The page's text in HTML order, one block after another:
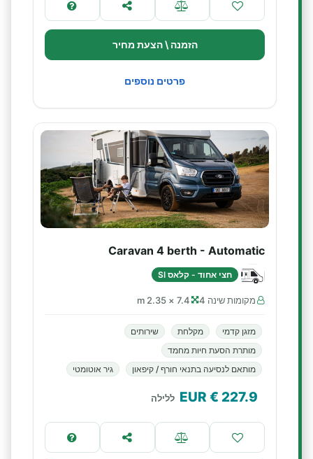
הזמנה \ הצעת מחיר
פרטים נוספים
Caravan 4 berth - Automatic
חצי אחוד - קלאס SI
מקומות שינה 4 7.4 × 2.35 m
מזגן קדמי מקלחת
שירותים
מותרת הסעת חיות מחמד
מותאם לנסיעה בתנאי חורף / קיפאון
גיר אוטומטי
227.9
€ EUR ללילה